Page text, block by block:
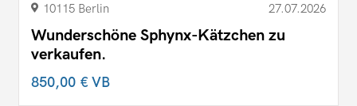
10115 Berlin 27.07.2026
Wunderschöne Sphynx-Kätzchen zu
verkaufen.
850,00 €VB